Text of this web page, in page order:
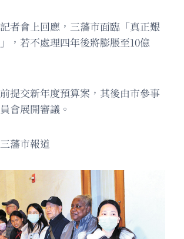
者會上回應，三藩市面臨「真正艱
，若不處理四年後將膨脹至10億
提交新年度預算案，其後由市參事
會展開審議。
藩市報道